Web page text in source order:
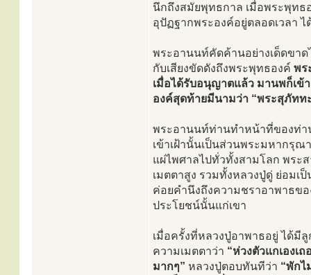
นึกถึงสมัยพุทธกาล เมื่อพระพุท
อุปัฏฐากพระองค์อยู่ตลอดเวลา
พระอานนท์คัดค้านอย่างเด็ดขาด
กับเสียงขัดดังถึงพระพุทธองค์ พร
เมื่อได้รับอนุญาตแล้ว มานพก็เข้
องค์สุดท้ายมีนามว่า “พระสุภัทท
พระอานนท์ท่านทำหน้าที่ของท่า
เข้าเฝ้านั้นเป็นส่วนพระมหากรุ
แผ่ไพศาลไปทั่วทั้งสามโลก พระ
เมตตาสูง รวมทั้งหลวงปู่ดู่ ย่อม
ค่อยคำนึงถึงความชราอาพาธข
ประโยชน์นั้นแก่เขา
เมื่อครั้งที่หลวงปู่อาพาธอยู่ ได้มี
ความเมตตาว่า “ห่วงตัวแกเองเถ
มากๆ” หลวงปู่ตอบทันทีว่า “พักไ